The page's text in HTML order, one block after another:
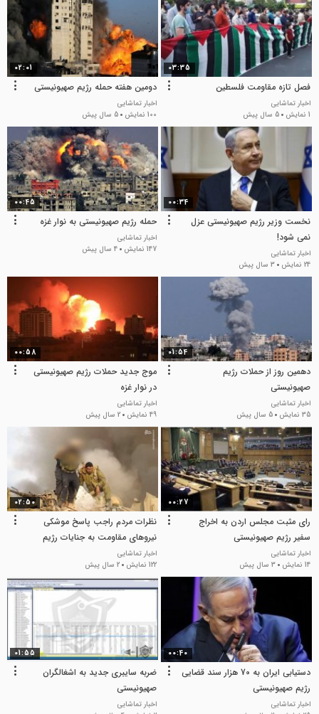
03:35
فصل تازه مقاومت فلسطین
اخبار تماشایی
1 نمایش
5 سال پیش
02:01
دومین هفته حمله رژیم صهیونیستی
اخبار تماشایی
100 نمایش
5 سال پیش
00:34
نخست وزیر رژیم صهیونیستی عزل
نمی شود!
اخبار تماشایی
24 نمایش
3 سال پیش
00:45
حمله رژیم صهیونیستی به نوار غزه
اخبار تماشایی
147 نمایش
4 سال پیش
01:54
دهمین روز از حملات رژیم
صهیونیستی
اخبار تماشایی
35 نمایش
5 سال پیش
00:58
موج جدید حملات رژیم صهیونیستی
در نوار غزه
اخبار تماشایی
49 نمایش
2 سال پیش
00:27
رای مثبت مجلس اردن به اخراج
سفیر رژیم صهیونیستی
اخبار تماشایی
14 نمایش
3 سال پیش
02:50
نظرات مردم راجب پاسخ موشکی
نیروهای مقاومت به جنایات رژیم
صهیونیستی
اخبار تماشایی
122 نمایش
2 سال پیش
00:40
دستیابی ایران به 70 هزار سند قضایی
رژیم صهیونیستی
اخبار تماشایی
01:55
ضربه سایبری جدید به اشغالگران
صهیونیستی
اخبار تماشایی